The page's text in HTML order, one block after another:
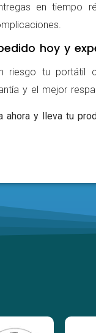
en tiempo
hoy y
riesgo tu portátil
y el mejor
ahora y lleva tu